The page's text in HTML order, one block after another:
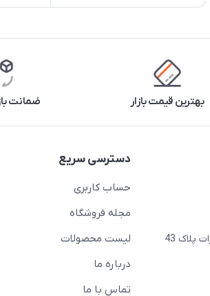
بهترین قیمت بازار ضمانت
پلاک 43
دسترسی سریع
حساب کاربری
مجله فروشگاه
لیست محصولات
درباره ما
تماس با ما